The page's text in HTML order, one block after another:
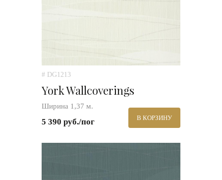
# DG1213
York Wallcoverings
Ширина 1,37 м.
5 390 руб./пог В КОРЗИНУ